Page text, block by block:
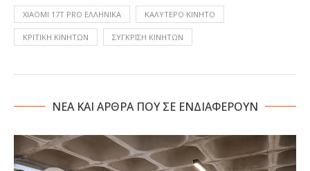
XIAOMI 17T PRO ΕΛΛΗΝΙΚΑ ΚΑΛΎΤΕΡΟ ΚΙΝΗΤΌ
ΚΡΙΤΙΚΉ ΚΙΝΗΤΏΝ ΣΎΓΚΡΙΣΗ ΚΙΝΗΤΏΝ
NΕΑ ΚΑΙ ΑΡΘΡΑ ΠΟΥ ΣΕ ΕΝΔΙΑΦΕΡΟΥΝ